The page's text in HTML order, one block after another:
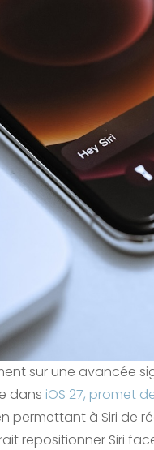
sur une avancée
dans iOS 27, promet
permettant à Siri de
repositionner Siri